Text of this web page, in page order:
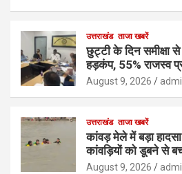
उत्तराखंड ताजा खबरें
छुट्टी के दिन समीक्षा
हड़कंप, 55% राजस्व
August 9, 2026
उत्तराखंड ताजा खबरें
कांवड़ मेले में बड़ा
कांवड़ियों को डूबने से
August 9, 2026